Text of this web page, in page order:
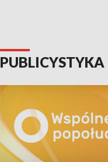
PUBLICYSTYKA